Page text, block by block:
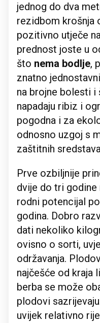
jednog do dva
rezidbom krošnja
pozitivno utječe
prednost joste u
što nema bodlje,
znatno
na brojne bolesti
napadaju ribiz i
pogodna i za
odnosno uzgoj s
zaštitnih
Prve ozbiljnije
dvije do tri godine
rodni potencijal
godina. Dobro
dati nekoliko
ovisno o sorti,
održavanja.
najčešće od kraja
berba se može
plodovi
uvijek relativno